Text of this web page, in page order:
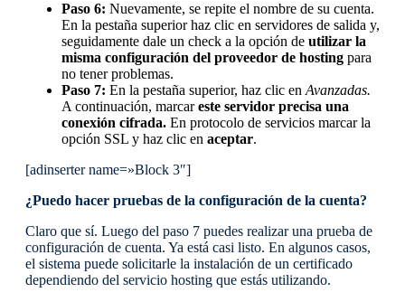
Paso 6: Nuevamente, se repite el nombre de su cuenta.
En la pestaña superior haz clic en servidores de salida y,
seguidamente dale un check a la opción de utilizar la
misma configuración del proveedor de hosting para
no tener problemas.
Paso 7: En la pestaña superior, haz clic en Avanzadas.
A continuación, marcareste servidor precisa una
conexión cifrada. En protocolo de servicios marcar la
opción SSL y haz clic en aceptar.
[adinserter name=»Block 3″]
¿Puedo hacer pruebas de la configuración de la cuenta?
Claro que sí. Luego del paso 7 puedes realizar una prueba de
configuración de cuenta. Ya está casi listo. En algunos casos,
el sistema puede solicitarle la instalación de un certificado
dependiendo del servicio hosting que estás utilizando.